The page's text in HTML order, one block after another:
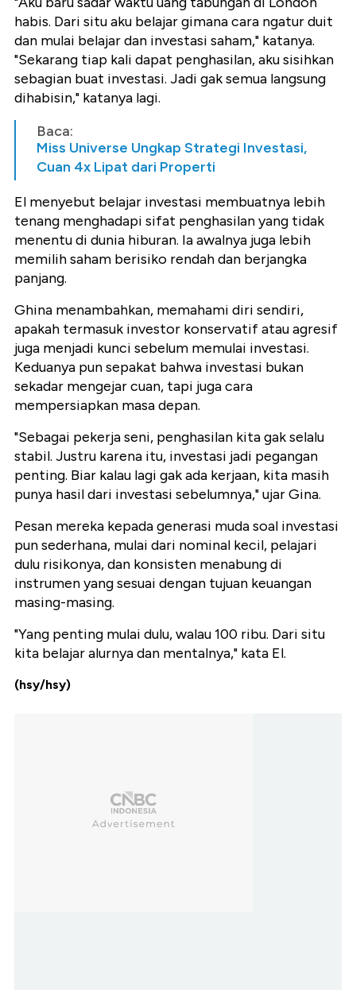
habis. Dari situ aku belajar gimana cara ngatur duit
dan mulai belajar dan investasi saham," katanya.
"Sekarang tiap kali dapat penghasilan, aku sisihkan
sebagian buat investasi. Jadi gak semua langsung
dihabisin," katanya lagi.
Baca:
Miss Universe Ungkap Strategi Investasi,
Cuan 4x Lipat dari Properti
El menyebut belajar investasi membuatnya lebih
tenang menghadapi sifat penghasilan yang tidak
menentu di dunia hiburan. Ia awalnya juga lebih
memilih saham berisiko rendah dan berjangka
panjang.
Ghina menambahkan, memahami diri sendiri,
apakah termasuk investor konservatif atau agresif
juga menjadi kunci sebelum memulai investasi.
Keduanya pun sepakat bahwa investasi bukan
sekadar mengejar cuan, tapi juga cara
mempersiapkan masa depan.
"Sebagai pekerja seni, penghasilan kita gak selalu
stabil. Justru karena itu, investasi jadi pegangan
penting. Biar kalau lagi gak ada kerjaan, kita masih
punya hasil dari investasi sebelumnya," ujar Gina.
Pesan mereka kepada generasi muda soal investasi
pun sederhana, mulai dari nominal kecil, pelajari
dulu risikonya, dan konsisten menabung di
instrumen yang sesuai dengan tujuan keuangan
masing-masing.
"Yang penting mulai dulu, walau 100 ribu. Dari situ
kita belajar alurnya dan mentalnya," kata El.
(hsy/hsy)